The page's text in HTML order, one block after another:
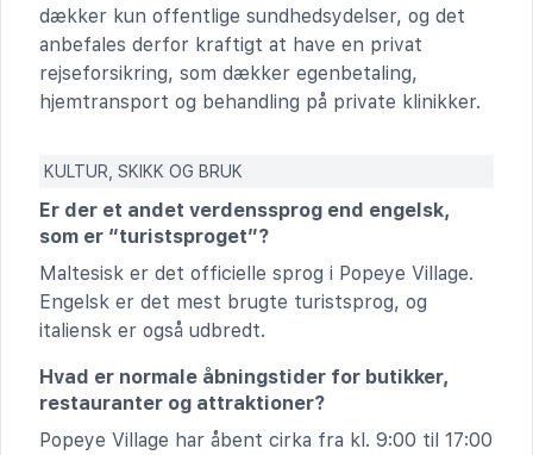
dækker kun offentlige sundhedsydelser, og det
anbefales derfor kraftigt at have en privat
rejseforsikring, som dækker egenbetaling,
hjemtransport og behandling på private klinikker.
KULTUR, SKIKK OG BRUK
Er der et andet verdenssprog end engelsk,
som er “turistsproget”?
Maltesisk er det officielle sprog i Popeye Village.
Engelsk er det mest brugte turistsprog, og
italiensk er også udbredt.
Hvad er normale åbningstider for butikker,
restauranter og attraktioner?
Popeye Village har åbent cirka fra kl. 9:00 til 17:00